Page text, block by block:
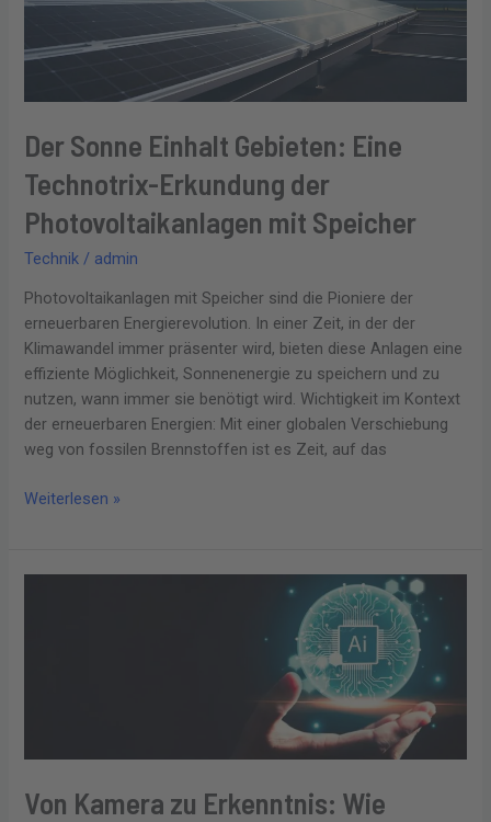
Der Sonne Einhalt Gebieten: Eine
Technotrix-Erkundung der
Photovoltaikanlagen mit Speicher
Technik / admin
Photovoltaikanlagen mit Speicher sind die Pioniere der
erneuerbaren Energierevolution. In einer Zeit, in der der
Klimawandel immer präsenter wird, bieten diese Anlagen eine
effiziente Möglichkeit, Sonnenenergie zu speichern und zu
nutzen, wann immer sie benötigt wird. Wichtigkeit im Kontext
der erneuerbaren Energien: Mit einer globalen Verschiebung
weg von fossilen Brennstoffen ist es Zeit, auf das
Erkundung
der
Photovoltaikanlagen
Weiterlesen »
Von Kamera zu Erkenntnis: Wie
Informationen